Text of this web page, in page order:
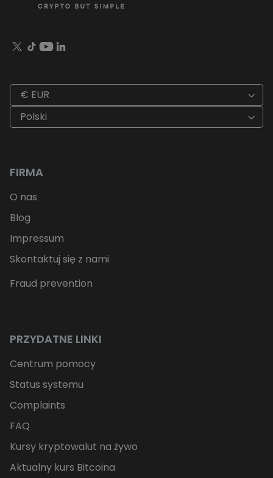
€ EUR
Polski
FIRMA
O nas
Blog
Impressum
Skontaktuj się z nami
Fraud prevention
PRZYDATNE LINKI
Centrum pomocy
Status systemu
Complaints
FAQ
Kursy kryptowalut na żywo
Aktualny kurs Bitcoina